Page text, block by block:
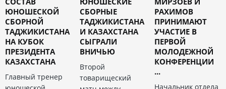
ЮНОШЕСКОЙ
СБОРНОЙ
ТАДЖИКИСТАНА
НА КУБОК
ПРЕЗИДЕНТА
КАЗАХСТАНА
Главный тренер
СБОРНЫЕ
ТАДЖИКИСТАНА
И КАЗАХСТАНА
СЫГРАЛИ
ВНИЧЬЮ
Второй
товарищеский
РАХИМОВ
ПРИНИМАЮТ
УЧАСТИЕ В
ПЕРВОЙ
МОЛОДЕЖНОЙ
КОНФЕРЕНЦИИ
...
Начальник отдела